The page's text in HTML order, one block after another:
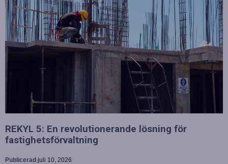
REKYL 5: En revolutionerande lösning för
fastighetsförvaltning
Publicerad juli 10, 2026